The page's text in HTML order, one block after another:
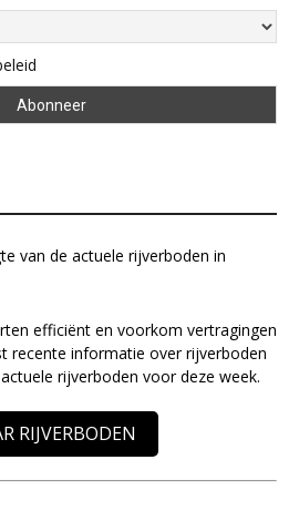
van de actuele rijverboden in
efficiënt en voorkom vertragingen
recente informatie over rijverboden
rijverboden voor deze week.
RIJVERBODEN